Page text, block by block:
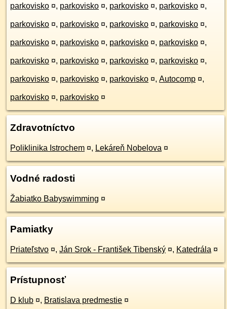
parkovisko ¤, parkovisko ¤, parkovisko ¤, parkovisko ¤,
parkovisko ¤, parkovisko ¤, parkovisko ¤, parkovisko ¤,
parkovisko ¤, parkovisko ¤, parkovisko ¤, parkovisko ¤,
parkovisko ¤, parkovisko ¤, parkovisko ¤, parkovisko ¤,
parkovisko ¤, parkovisko ¤, parkovisko ¤, Autocomp ¤,
parkovisko ¤, parkovisko ¤
Zdravotníctvo
Poliklinika Istrochem ¤, Lekáreň Nobelova ¤
Vodné radosti
Žabiatko Babyswimming ¤
Pamiatky
Priateľstvo ¤, Ján Srok - František Tibenský ¤, Katedrála ¤
Prístupnosť
D klub ¤, Bratislava predmestie ¤